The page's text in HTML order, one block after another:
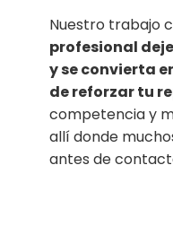
Nuestro trabajo
profesional
y se convierta
de reforzar tu
competencia y
allí donde
antes de